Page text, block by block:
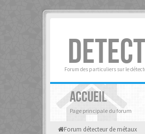
Forum des particuliers sur le
ACCUEIL
Page principale du forum
Forum détecteur de métaux